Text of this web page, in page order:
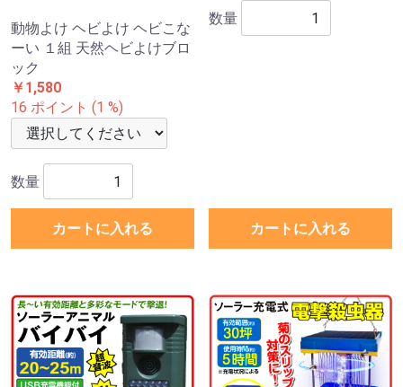
動物よけ ヘビよけ ヘビこな
ーい １組 天然ヘビよけブロ
ック
￥1,580
16 ポイント (1 %)
数量
カートに入れる
動物よけ モグラよけ モグラ
カートに入れる